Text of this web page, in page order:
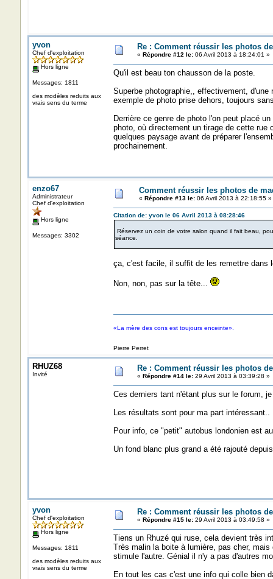
yvon
Chef d'exploitation
Hors ligne
Messages: 1811
des modèles reduits aux
vrais sens du terme
Re : Comment réussir les photos
« Répondre #12 le:06 Avril 2013 à 18:24:01 »
Qu'il est beau ton chausson de la poste.
Superbe photographie,, effectivement,
exemple de photo prise dehors, toujours
Derrière ce genre de photo l'on peut placé
photo, où directement un tirage de cette rue
quelques paysage avant de préparer
prochainement.
enzo67
Administrateur
Chef d'exploitation
Hors ligne
Messages: 3302
Comment réussir les photos de
« Répondre #13 le:06 Avril 2013 à 22:18:55 »
Citation de: yvon le 06 Avril 2013 à 08:28:46
Réservez un coin de votre salon quand il fait beau,
séance.
ça, c'est facile, il suffit de les remettre dans
Non, non, pas sur la tête...
«La mère des cons est toujours enceinte».
Pierre Perret
RHUZ68
Invité
Re : Comment réussir les photos
« Répondre #14 le:29 Avril 2013 à 03:39:28 »
Ces derniers tant n'étant plus sur le forum,
Les résultats sont pour ma part intéressant..
Pour info, ce "petit" autobus londonien est
Un fond blanc plus grand a été rajouté
yvon
Chef d'exploitation
Hors ligne
Messages: 1811
des modèles reduits aux
vrais sens du terme
Re : Comment réussir les photos
« Répondre #15 le:29 Avril 2013 à 03:49:58 »
Tiens un Rhuzé qui ruse, cela devient très
Très malin la boite à lumière, pas cher,
stimule l'autre. Génial il n'y a pas d'autres
En tout les cas c'est une info qui colle bien